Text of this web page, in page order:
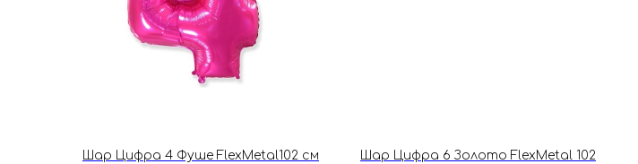
Шар Цифра 4 Фуше FlexMetal102 см
Шар Цифра 6 Золото FlexMetal 102